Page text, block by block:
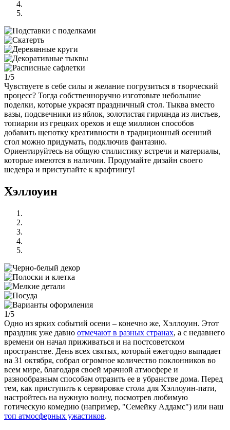
1/5
Чувствуете в себе силы и желание погрузиться в творческий
процесс? Тогда собственноручно изготовьте небольшие
поделки, которые украсят праздничный стол. Тыква вместо
вазы, подсвечники из яблок, золотистая гирлянда из листьев,
топиарии из грецких орехов и еще миллион способов
добавить щепотку креативности в традиционный осенний
стол можно придумать, подключив фантазию.
Ориентируйтесь на общую стилистику встречи и материалы,
которые имеются в наличии. Продумайте дизайн своего
шедевра и приступайте к крафтингу!
Хэллоуин
1/5
Одно из ярких событий осени – конечно же, Хэллоуин. Этот
праздник уже давно отмечают в разных странах, а с недавнего
времени он начал приживаться и на постсоветском
пространстве. День всех святых, который ежегодно выпадает
на 31 октября, собрал огромное количество поклонников во
всем мире, благодаря своей мрачной атмосфере и
разнообразным способам отразить ее в убранстве дома. Перед
тем, как приступить к сервировке стола для Хэллоуин-пати,
настройтесь на нужную волну, посмотрев любимую
готическую комедию (например, "Семейку Аддамс") или наш
топ атмосферных ужастиков.